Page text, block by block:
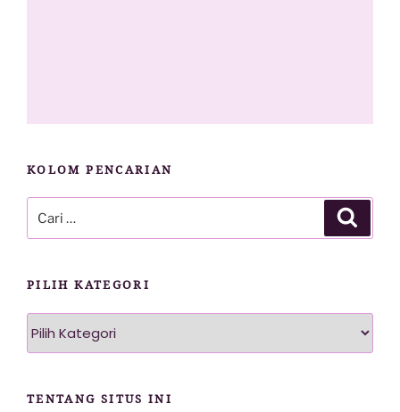
KOLOM PENCARIAN
untuk:
PILIH KATEGORI
TENTANG SITUS INI